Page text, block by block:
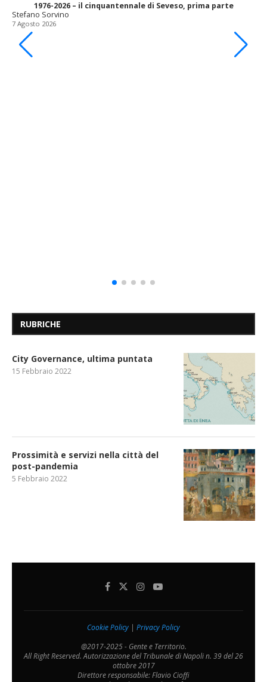
1976-2026 – il cinquantennale di Seveso, prima parte
Stefano Sorvino
7 Agosto 2026
RUBRICHE
City Governance, ultima puntata
15 Febbraio 2022
Prossimità e servizi nella città del
post-pandemia
5 Febbraio 2022
Cookie Policy | Privacy Policy
@2017-2025 - Gente e Territorio.
All Right Reserved. Autorizzazione del Tribunale di Napoli n. 39 del 26
ottobre 2017
Direttore responsabile: Flavio Cioffi